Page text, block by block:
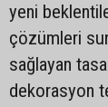
yeni
çözümleri
sağlayan
dekorasyon